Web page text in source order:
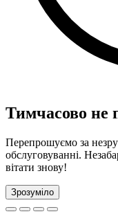
Тимчасово не
Перепрошуємо за
обслуговуванні.
вітати знову!
Зрозуміло